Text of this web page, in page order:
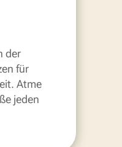
der
für
Atme
jeden